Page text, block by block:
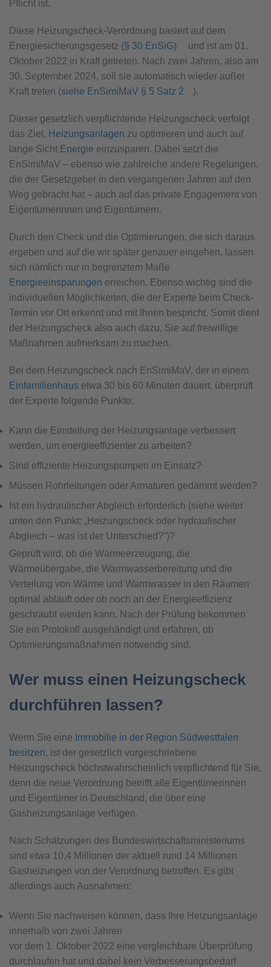
Pflicht ist.
Diese Heizungscheck-Verordnung basiert auf dem
Energiesicherungsgesetz (§ 30 EnSiG)
und ist am 01.
Oktober 2022 in Kraft getreten. Nach zwei Jahren, also am
30. September 2024, soll sie automatisch wieder außer
Kraft treten (siehe EnSimiMaV § 5 Satz 2 ).
Dieser gesetzlich verpflichtende Heizungscheck verfolgt
das Ziel, Heizungsanlagen zu optimieren und auch auf
lange Sicht Energie einzusparen. Dabei setzt die
EnSimiMaV – ebenso wie zahlreiche andere Regelungen,
die der Gesetzgeber in den vergangenen Jahren auf den
Weg gebracht hat – auch auf das private Engagement von
Eigentümerinnen und Eigentümern.
Durch den Check und die Optimierungen, die sich daraus
ergeben und auf die wir später genauer eingehen, lassen
sich nämlich nur in begrenztem Maße
Energieeinsparungen erreichen. Ebenso wichtig sind die
individuellen Möglichkeiten, die der Experte beim Check-
Termin vor Ort erkennt und mit Ihnen bespricht. Somit dient
der Heizungscheck also auch dazu, Sie auf freiwillige
Maßnahmen aufmerksam zu machen.
Bei dem Heizungscheck nach EnSimiMaV, der in einem
Einfamilienhaus etwa 30 bis 60 Minuten dauert, überprüft
der Experte folgende Punkte:
Kann die Einstellung der Heizungsanlage verbessert
werden, um energieeffizienter zu arbeiten?
Sind effiziente Heizungspumpen im Einsatz?
Müssen Rohrleitungen oder Armaturen gedämmt werden?
Ist ein hydraulischer Abgleich erforderlich (siehe weiter
unten den Punkt: „Heizungscheck oder hydraulischer
Abgleich – was ist der Unterschied?“)?
Geprüft wird, ob die Wärmeerzeugung, die
Wärmeübergabe, die Warmwasserbereitung und die
Verteilung von Wärme und Warmwasser in den Räumen
optimal abläuft oder ob noch an der Energieeffizienz
geschraubt werden kann. Nach der Prüfung bekommen
Sie ein Protokoll ausgehändigt und erfahren, ob
Optimierungsmaßnahmen notwendig sind.
Wer muss einen Heizungscheck
durchführen lassen?
Wenn Sie eine Immobilie in der Region Südwestfalen
besitzen, ist der gesetzlich vorgeschriebene
Heizungscheck höchstwahrscheinlich verpflichtend für Sie,
denn die neue Verordnung betrifft alle Eigentümerinnen
und Eigentümer in Deutschland, die über eine
Gasheizungsanlage verfügen.
Nach Schätzungen des Bundeswirtschaftsministeriums
sind etwa 10,4 Millionen der aktuell rund 14 Millionen
Gasheizungen von der Verordnung betroffen. Es gibt
allerdings auch Ausnahmen:
Wenn Sie nachweisen können, dass Ihre Heizungsanlage
innerhalb von zwei Jahren
vor dem 1. Oktober 2022 eine vergleichbare Überprüfung
durchlaufen hat und dabei kein Verbesserungsbedarf